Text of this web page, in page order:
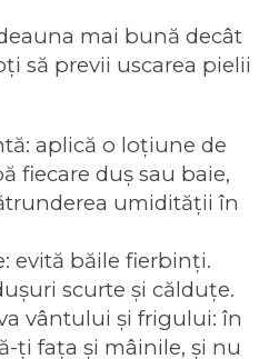
mai bună decât
să previi uscarea pielii
: aplică o loțiune de
fiecare duș sau baie,
umidității în
: evită băile fierbinți.
scurte și călduțe.
vântului și frigului: în
ți fața și mâinile, și nu